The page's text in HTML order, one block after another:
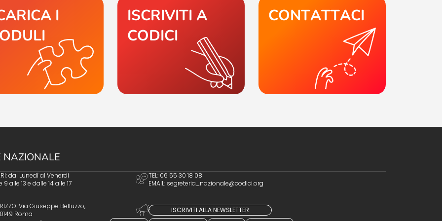
I
ISCRIVITI A
CODICI
CONTATTACI
NAZIONALE
dal Lunedì al Venerdì
9 alle 13 e dalle 14 alle 17
TEL: 06 55 30 18 08
EMAIL: segreteria_nazionale@codici.org
Via Giuseppe Belluzzo,
Roma
ISCRIVITI ALLA NEWSLETTER